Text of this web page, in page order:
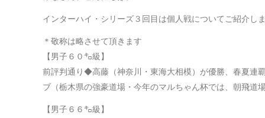
インターハイ・シリーズ３回目は個人戦についてご紹介しま
＊敬称は略させて頂きます
【男子６０㌔級】
前評判通り◆高藤（神奈川・東海大相模）が優勝、春夏連
ブ（栃木県の強豪道場・今年のマルちゃん杯では、朝飛道
【男子６６㌔級】